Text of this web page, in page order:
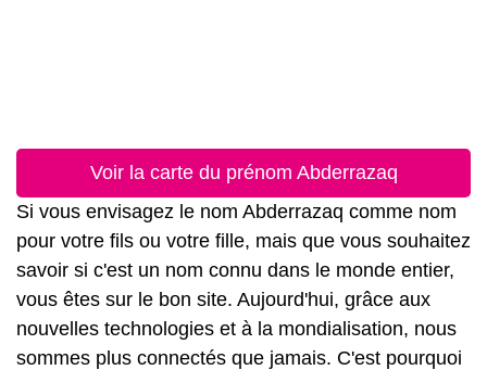
Voir la carte du prénom Abderrazaq
Si vous envisagez le nom Abderrazaq comme nom
pour votre fils ou votre fille, mais que vous souhaitez
savoir si c'est un nom connu dans le monde entier,
vous êtes sur le bon site. Aujourd'hui, grâce aux
nouvelles technologies et à la mondialisation, nous
sommes plus connectés que jamais. C'est pourquoi